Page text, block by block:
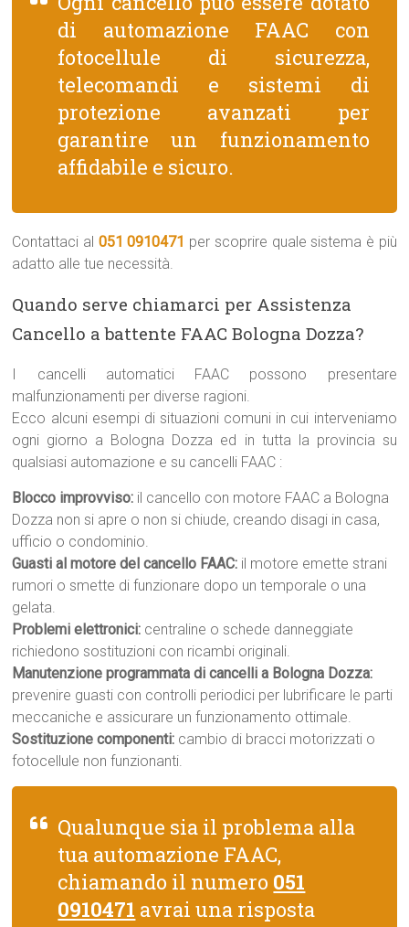
di automazione FAAC con
fotocellule di sicurezza,
telecomandi e sistemi di
protezione avanzati per
garantire un funzionamento
affidabile e sicuro.
Contattaci al 051 0910471 per scoprire quale sistema è più
adatto alle tue necessità.
Quando serve chiamarci per Assistenza
Cancello a battente FAAC Bologna Dozza?
I cancelli automatici FAAC possono presentare
malfunzionamenti per diverse ragioni.
Ecco alcuni esempi di situazioni comuni in cui interveniamo
ogni giorno a Bologna Dozza ed in tutta la provincia su
qualsiasi automazione e su cancelli FAAC :
Blocco improvviso: il cancello con motore FAAC a Bologna
Dozza non si apre o non si chiude, creando disagi in casa,
ufficio o condominio.
Guasti al motore del cancello FAAC: il motore emette strani
rumori o smette di funzionare dopo un temporale o una
gelata.
Problemi elettronici: centraline o schede danneggiate
richiedono sostituzioni con ricambi originali.
Manutenzione programmata di cancelli a Bologna Dozza:
prevenire guasti con controlli periodici per lubrificare le parti
meccaniche e assicurare un funzionamento ottimale.
Sostituzione componenti: cambio di bracci motorizzati o
fotocellule non funzionanti.
Qualunque sia il problema alla
tua automazione FAAC,
chiamando il numero 051
0910471 avrai una risposta